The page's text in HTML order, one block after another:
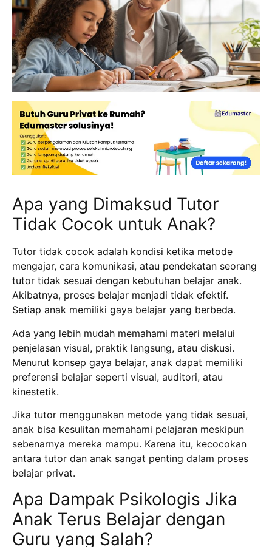
Apa yang Dimaksud Tutor
Tidak Cocok untuk Anak?
Tutor tidak cocok adalah kondisi ketika metode
mengajar, cara komunikasi, atau pendekatan seorang
tutor tidak sesuai dengan kebutuhan belajar anak.
Akibatnya, proses belajar menjadi tidak efektif.
Setiap anak memiliki gaya belajar yang berbeda.
Ada yang lebih mudah memahami materi melalui
penjelasan visual, praktik langsung, atau diskusi.
Menurut konsep gaya belajar, anak dapat memiliki
preferensi belajar seperti visual, auditori, atau
kinestetik.
Jika tutor menggunakan metode yang tidak sesuai,
anak bisa kesulitan memahami pelajaran meskipun
sebenarnya mereka mampu. Karena itu, kecocokan
antara tutor dan anak sangat penting dalam proses
belajar privat.
Apa Dampak Psikologis Jika
Anak Terus Belajar dengan
Guru yang Salah?